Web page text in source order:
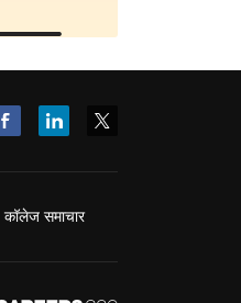
कॉलेज समाचार